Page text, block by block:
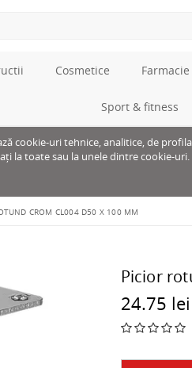
Cosmetice
Sport & fitness
cookie-uri tehnice, analitice, de
la toate sau la unele dintre cookie-uri.
CROM CL004 D50 X 100 MM
Picior
24.75 lei